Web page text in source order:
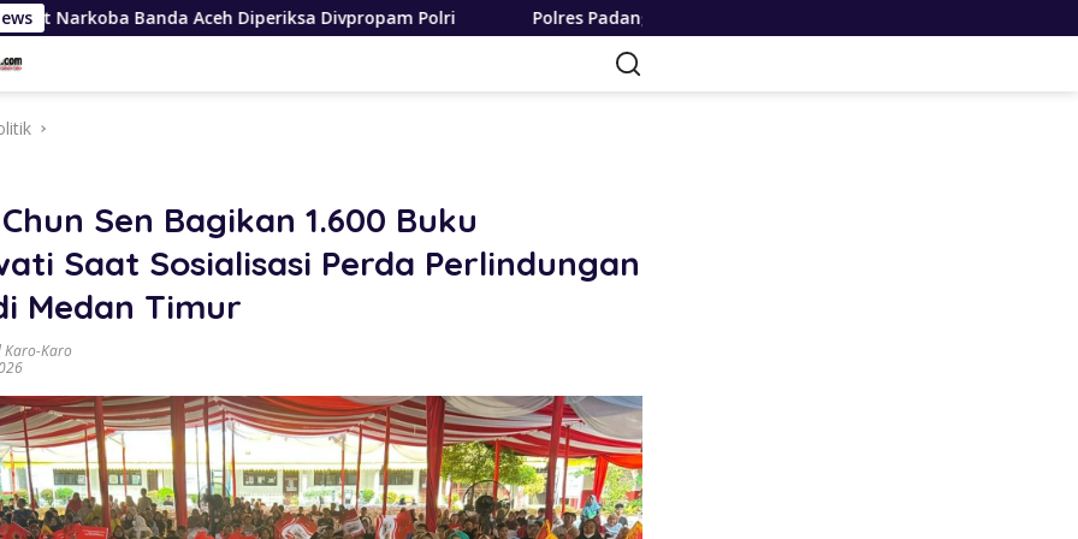
Aceh Diperiksa Divpropam Polri Polres Padang Lawas Utara Resmi Berdiri, Kapolda Sumut Tekankan Pelayanan
Sen Bagikan 1.600 Buku
Saat Sosialisasi Perda Perlindungan
Medan Timur
Karo-Karo